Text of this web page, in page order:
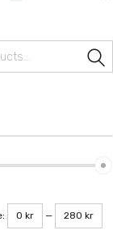
0 kr — 280 kr